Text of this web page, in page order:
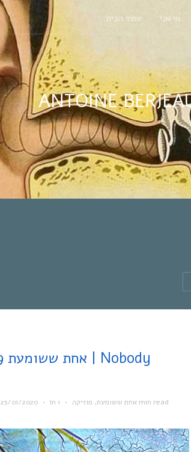
עמוד הבית מי אני
ANTOINE
23/01/2020 • In אחת ששומעת, מוזיקה • 1 min read